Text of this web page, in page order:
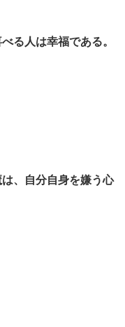
る人は幸福である。
、自分自身を嫌う心